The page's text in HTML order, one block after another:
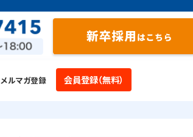
メルマガ登録 会員登録（無料）